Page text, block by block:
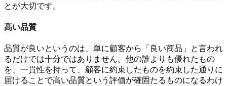
とが大切です。
高い品質
品質が良いというのは、単に顧客から「良い商品」と言われ
るだけでは十分ではありません。他の誰よりも優れたもの
を、一貫性を持って、顧客に約束したものを約束した通りに
届けることで高い品質という評価が確固たるものになるわけ